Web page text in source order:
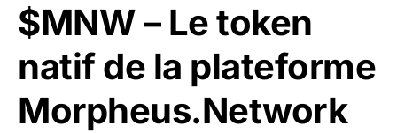
$MNW – Le token
natif de la plateforme
Morpheus.Network